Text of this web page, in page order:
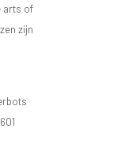
arts of
zijn